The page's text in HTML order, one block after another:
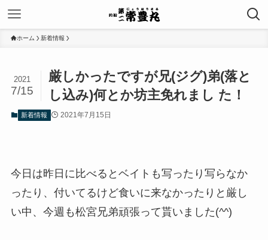
ホーム 新着情報
厳しかったですが兄(ジグ)弟(落と
し込み)何とか坊主免れまし た！
2021
7/15
新着情報 2021年7月15日
今日は昨日に比べるとベイトも写ったり写らなか
ったり、付いてるけど食いに来なかったりと厳し
い中、今週も松宮兄弟頑張って貰いました(^^)